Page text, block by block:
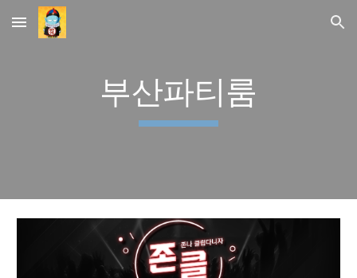
Skip to main content Skip to navigation
부산파티룸